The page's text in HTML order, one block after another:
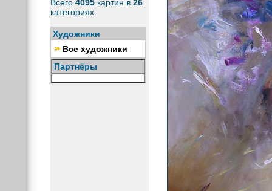
Всего 4095 картин в 26
категориях.
Художники
Все художники
Партнёры